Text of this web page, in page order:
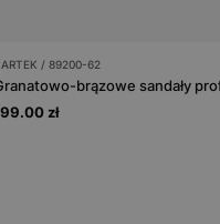
/ 89200-62
zł